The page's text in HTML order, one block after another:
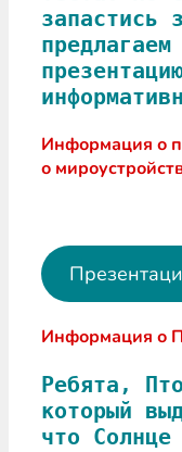
запастись
Информация о
о
Информация о
Ребята,
который
что Солнце